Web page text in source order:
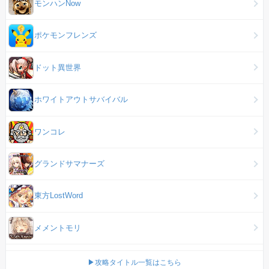
モンハンNow
ポケモンフレンズ
ドット異世界
ホワイトアウトサバイバル
ワンコレ
グランドサマナーズ
東方LostWord
メメントモリ
▶攻略タイトル一覧はこちら